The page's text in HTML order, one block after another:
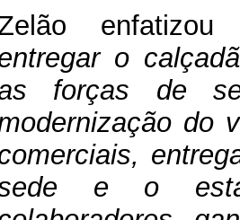
enfatizou
o
forças de
do
e o